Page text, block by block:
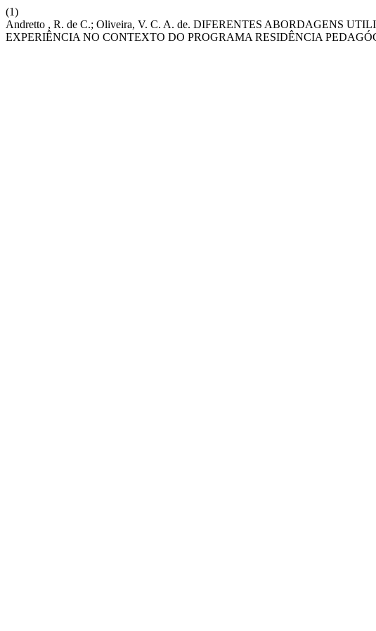
(1)
Andretto , R. de C.; Oliveira, V. C. A. de. DIFERENTES ABORDAGENS
EXPERIÊNCIA NO CONTEXTO DO PROGRAMA RESIDÊNCIA